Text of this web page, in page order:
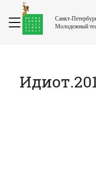
Санкт-
Молодежный